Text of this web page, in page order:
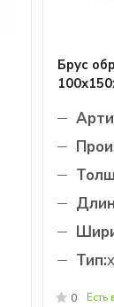
Брус
Тип:
0 Есть